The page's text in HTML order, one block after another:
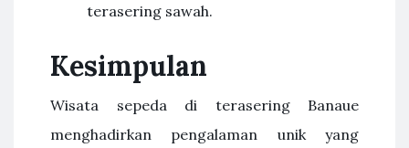
terasering sawah.
Kesimpulan
Wisata sepeda di terasering Banaue
menghadirkan pengalaman unik yang